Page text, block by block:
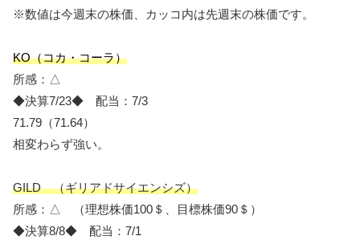
※数値は今週末の株価、カッコ内は先週末の株価です。
KO（コカ・コーラ）
所感：△
◆決算7/23◆ 配当：7/3
71.79（71.64）
相変わらず強い。
GILD （ギリアドサイエンシズ）
所感：△ （理想株価100＄、目標株価90＄）
◆決算8/8◆ 配当：7/1